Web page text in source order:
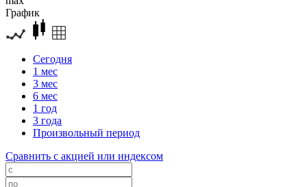
График
Сегодня
1 мес
3 мес
6 мес
1 год
3 года
Произвольный период
Сравнить с акцией или индексом